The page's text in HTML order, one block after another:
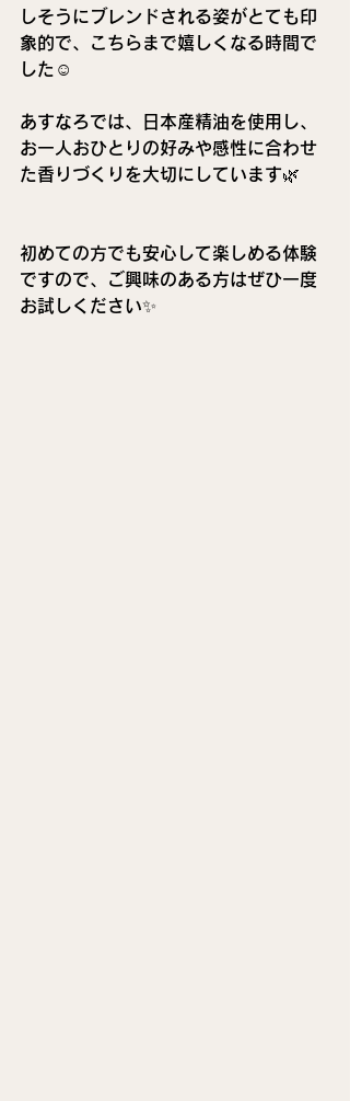
しそうにブレンドされる姿がとても印
象的で、こちらまで嬉しくなる時間で
した☺️
あすなろでは、日本産精油を使用し、
お一人おひとりの好みや感性に合わせ
た香りづくりを大切にしています🌿
初めての方でも安心して楽しめる体験
ですので、ご興味のある方はぜひ一度
お試しください✨